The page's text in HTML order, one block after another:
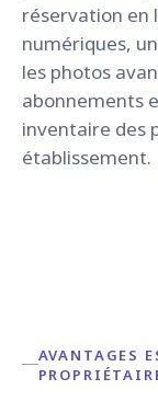
réservation en
numériques,
les photos
abonnements
inventaire des
établissement.
AVANTAGES